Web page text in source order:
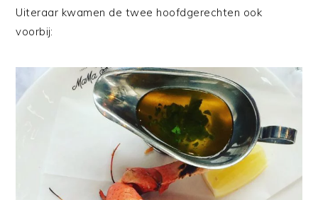
Uiteraar kwamen de twee hoofdgerechten ook
voorbij: